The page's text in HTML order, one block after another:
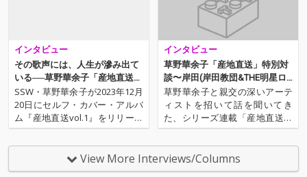
インタビュー
その歌声には、人生が滲み出て
いる──草野華余子「産地直送」
特別対談〜鈴木このみ編〜
SSW・草野華余子が2023年12月
20日にセルフ・カバー・アルバ
ム『産地直送vol.1』をリリース
した。それに際して、OTOTOY
では親交のあるアーティストを
招いて草野と対談を実施。uiji
n、ARCANA PROJECT、堀江晶
インタビュー
草野華余子「産地直送」特別対
談〜岸田(岸田教団&THE明星ロ
ケッツ)編〜
草野華余子と親交の深いアーテ
ィストを招いて話を聞いてき
た、シリーズ連載「産地直送」
特別対談。その第4弾は、岸田
教団&THE明星ロケッツの主宰兼
ベーシスト、岸田が登場。アニ
メ、野球、競馬など、様々な共
View More Interviews/Columns